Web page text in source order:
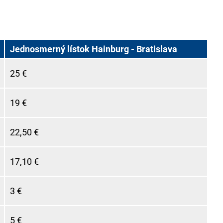
Jednosmerný lístok Hainburg - Bratislava
25 €
19 €
22,50 €
17,10 €
3 €
5 €